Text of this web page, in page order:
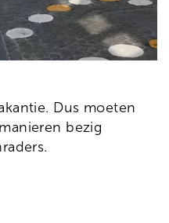
Dus moeten
bezig